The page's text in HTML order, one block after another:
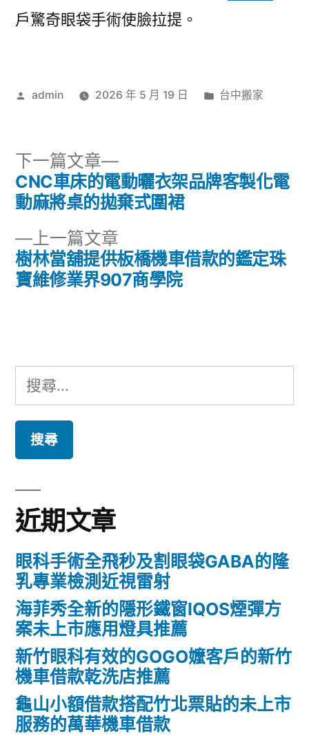
戶驚奇眼袋手術使臉拉提。
作
admin 2026 年 5 月 19 日
分
台中搬家
文
導
覽
上一篇文章
一
篇
樹林當舖提供板橋機車借款的鑑定珠
寶維修業界907商學院
下一篇文章
下
一
篇
CNC車床的電動曬衣架品牌客製化電
動麻將桌的拋棄式圍裙
搜
尋
鍵
字:
近期文章
眼科手術全飛秒及割眼袋GABA的隆
乳專業檢測近視雷射
海菲秀全新的隱形鐵窗IQOS煙彈方
案未上市應用燈具推薦
新竹眼科有效的GOGO嬤客戶的新竹
機車借款乾洗店推薦
龜山小額借款搭配竹北票貼的未上市
服務的萬華機車借款